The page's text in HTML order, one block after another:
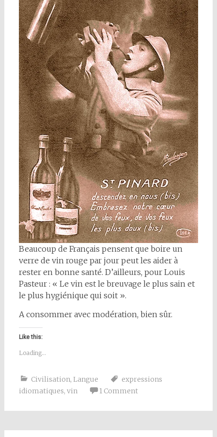
Beaucoup de Français pensent que boire un
verre de vin rouge par jour peut les aider à
rester en bonne santé. D’ailleurs, pour Louis
Pasteur : « Le vin est le breuvage le plus sain et
le plus hygiénique qui soit ».
A consommer avec modération, bien sûr.
Like this:
Loading...
Civilisation, Langue
expressions
idiomatiques, vin 1 Comment